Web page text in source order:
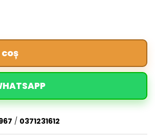
/ 0371231612